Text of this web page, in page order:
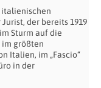
italienischen
der bereits 1919
Sturm auf die
größten
Italien, im „Fascio“
in der